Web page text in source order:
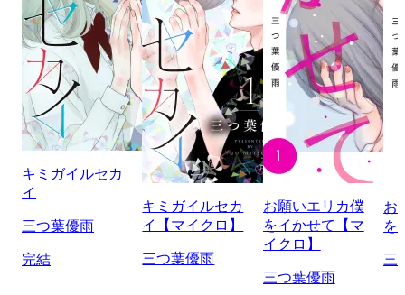
キミガイルセカ
イ
三つ葉優雨
完結
キミガイルセカ
イ【マイクロ】
三つ葉優雨
お願いエリカ僕
をイかせて【マ
イクロ】
三つ葉優雨
お
を
三